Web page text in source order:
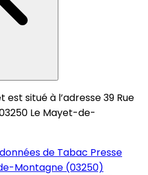
situé à l’adresse 39 Rue
Le Mayet-de-
de Tabac Presse
Montagne (03250)